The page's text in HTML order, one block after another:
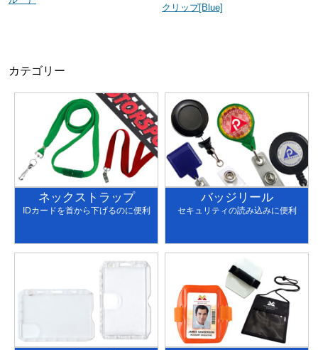
クリップ[Blue]
カテゴリー
ネックストラップ
IDカードを首から下げるのに便利
バッジリール
セキュリティの読み込みに便利